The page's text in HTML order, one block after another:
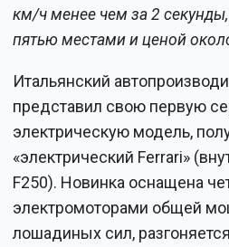
км/ч менее чем за 2
пятью местами и ценой
Итальянский
представил свою первую
электрическую модель,
«электрический Ferrari»
F250). Новинка оснащена
электромоторами общей
лошадиных сил,